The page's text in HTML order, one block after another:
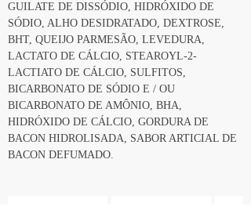
GUILATE DE DISSÓDIO, HIDRÓXIDO DE
SÓDIO, ALHO DESIDRATADO, DEXTROSE,
BHT, QUEIJO PARMESÃO, LEVEDURA,
LACTATO DE CÁLCIO, STEAROYL-2-
LACTIATO DE CÁLCIO, SULFITOS,
BICARBONATO DE SÓDIO E / OU
BICARBONATO DE AMÔNIO, BHA,
HIDRÓXIDO DE CÁLCIO, GORDURA DE
BACON HIDROLISADA, SABOR ARTICIAL DE
BACON DEFUMADO.